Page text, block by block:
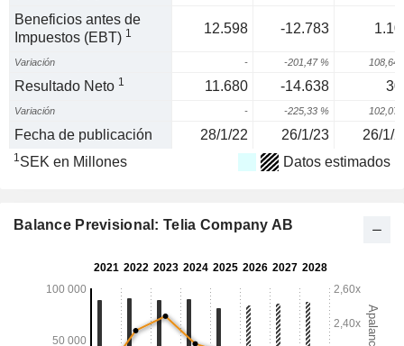
Beneficios antes de
Impuestos (EBT) 1 12.598 -12.783
Variación - -201,47 % 108,64
Resultado Neto 1 11.680 -14.638
Variación - -225,33 % 102,07
Fecha de publicación 28/1/22 26/1/23 26/1/
1SEK en Millones Datos estimados
Balance Previsional: Telia Company AB